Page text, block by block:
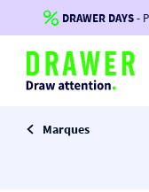
Jusqu'à-
-voir
DRAWER DAYS-
Marques